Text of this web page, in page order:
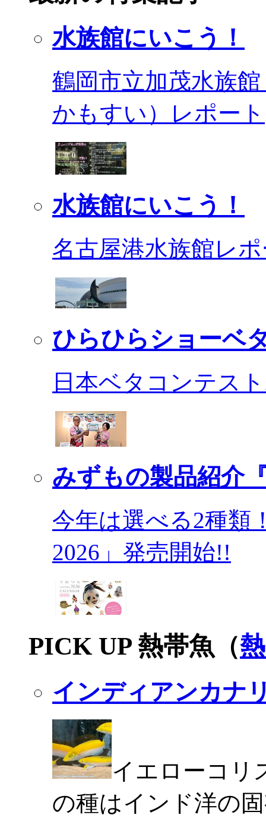
水族館にいこう！
鶴岡市立加茂水族
かもすい）レポート
水族館にいこう！
名古屋港水族館レ
ひらひらショーベ
日本ベタコンテス
みずもの製品紹介
今年は選べる2種類
2026」発売開始!!
PICK UP 熱帯魚（
インディアンカナ
イエローコリ
の種はインド洋の